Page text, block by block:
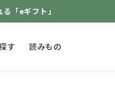
「eギフト」
す 読みもの